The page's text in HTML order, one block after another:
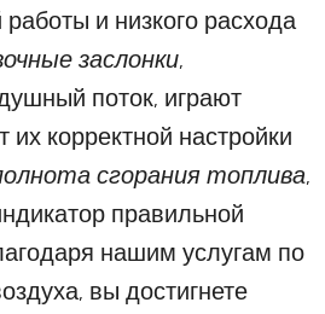
и низкого расхода
заслонки,
поток, играют
корректной настройки
сгорания топлива,
правильной
нашим услугам по
вы достигнете